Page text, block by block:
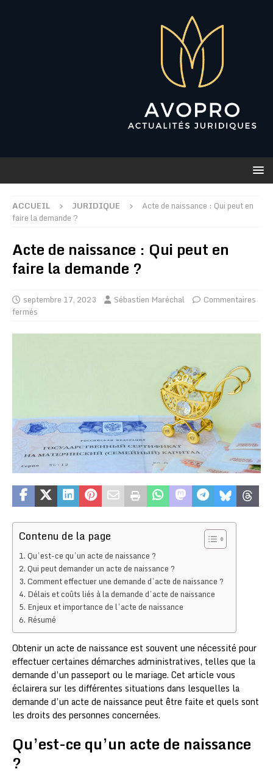
ACCUEIL JURIDIQUE
Acte de naissance : Qui peut en
faire la demande ?
Acte de naissance : Qui peut en
faire la demande ?
septembre 17, 2023 Sébastien Maréchal
Commentaires
fermés
Contenu de la page
Qu’est-ce qu’un acte de naissance ?
Qui peut demander un acte de naissance ?
Comment effectuer une demande d’acte de naissance ?
Délais et coûts liés à la demande d’acte de naissance
Enjeux et importance de l’acte de naissance
Résumé
Obtenir un acte de naissance est souvent une nécessité pour
effectuer certaines démarches administratives, telles que la
demande d’un passeport ou le mariage. Cet article vous
éclairera sur les différentes situations dans lesquelles la
demande d’un acte de naissance peut être faite et quels sont
les droits des personnes concernées.
Qu’est-ce qu’un acte de naissance
?